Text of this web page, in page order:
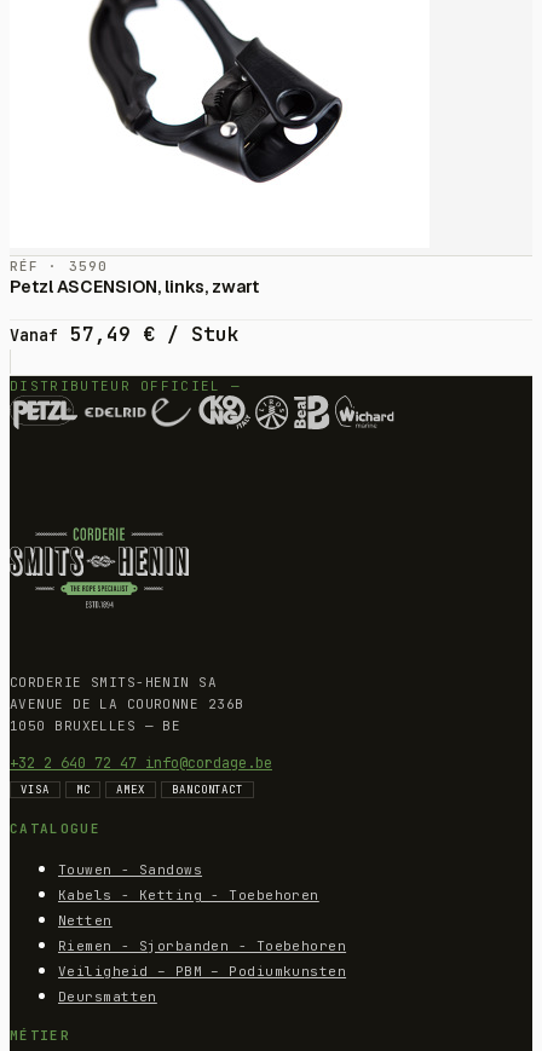
RÉF · 3590
Petzl ASCENSION, links, zwart
Vanaf 57,49 € / Stuk
DISTRIBUTEUR OFFICIEL —
CORDERIE SMITS-HENIN SA
AVENUE DE LA COURONNE 236B
1050 BRUXELLES — BE
+32 2 640 72 47 info@cordage.be
VISA MC AMEX BANCONTACT
CATALOGUE
Touwen - Sandows
Kabels - Ketting - Toebehoren
Netten
Riemen - Sjorbanden - Toebehoren
Veiligheid – PBM – Podiumkunsten
Deursmatten
MÉTIER